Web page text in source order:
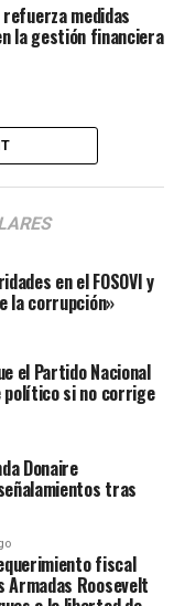
refuerza medidas
la gestión financiera
en el FOSOVI y
la corrupción»
el Partido Nacional
si no corrige
Donaire
tras
fiscal
Armadas Roosevelt